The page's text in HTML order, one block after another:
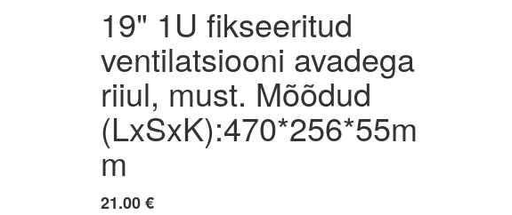
19" 1U fikseeritud
ventilatsiooni avadega
riiul, must. Mõõdud
(LxSxK):470*256*55m
m
21.00€